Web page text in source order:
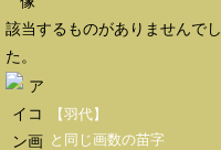
該当するものがありませんでし
た。
【羽代】
と同じ画数の苗字